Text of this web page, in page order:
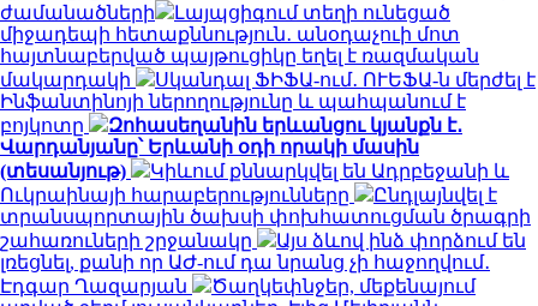
ժամանածների
Լայպցիգում տեղի ունեցած
միջադեպի հետաքննություն․ անօդաչուի մոտ
հայտնաբերված պայթուցիկը եղել է ռազմական
մակարդակի
Սկանդալ ՖԻՖԱ-ում․ ՈՒԵՖԱ-ն մերժել է
Ինֆանտինոյի ներողությունը և պահպանում է
բոյկոտը
Զոհասեղանին երևանցու կյանքն է․
Վարդանյանը՝ Երևանի օդի որակի մասին
(տեսանյութ)
Կիևում քննարկվել են Ադրբեջանի և
Ուկրաինայի հարաբերությունները
Ընդլայնվել է
տրանսպորտային ծախսի փոխհատուցման ծրագրի
շահառուների շրջանակը
Այս ձևով ինձ փորձում են
լռեցնել, քանի որ ԱԺ-ում դա նրանց չի հաջողվում․
Էդգար Ղազարյան
Ծաղկեփնջեր, մեքենայում